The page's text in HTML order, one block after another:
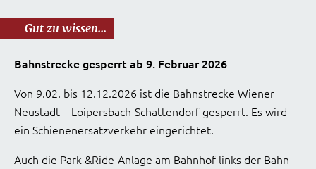
Gut zu wissen...
Bahnstrecke gesperrt ab 9. Februar 2026
Von 9.02. bis 12.12.2026 ist die Bahnstrecke Wiener
Neustadt – Loipersbach-Schattendorf gesperrt. Es wird
ein Schienenersatzverkehr eingerichtet.
Auch die Park &Ride-Anlage am Bahnhof links der Bahn